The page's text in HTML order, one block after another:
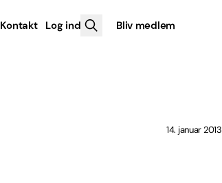
Kontakt Log ind Bliv medlem
14. januar 2013